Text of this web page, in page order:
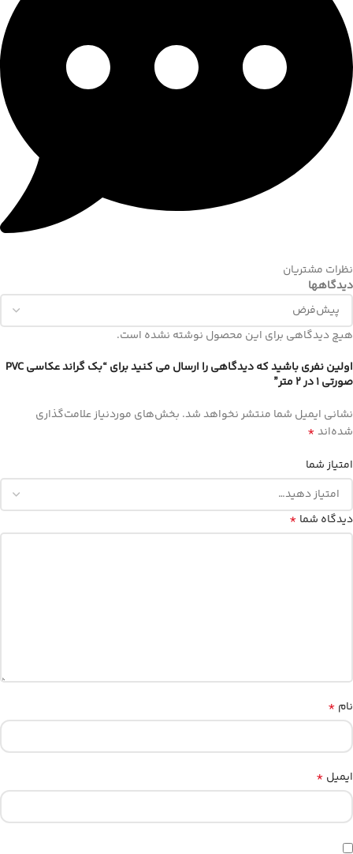
نظرات مشتریان
دیدگاهها
هیچ دیدگاهی برای این محصول نوشته نشده است.
اولین نفری باشید که دیدگاهی را ارسال می کنید برای “بک گراند عکاسی PVC
صورتی 1 در 2 متر”
نشانی ایمیل شما منتشر نخواهد شد. بخش‌های موردنیاز علامت‌گذاری
شده‌اند*
امتیاز شما
دیدگاه شما *
نام *
ایمیل *